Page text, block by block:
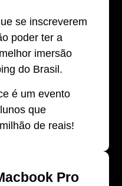
se inscreverem
poder ter a
imersão
do Brasil.
é um evento
que
de reais!
Pro